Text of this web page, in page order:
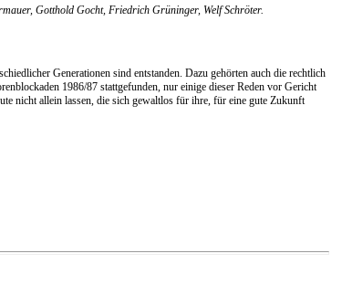
Gotthold Gocht, Friedrich Grüninger, Welf Schröter.
Generationen sind entstanden. Dazu gehörten auch die rechtlich
1986/87 stattgefunden, nur einige dieser Reden vor Gericht
nicht allein lassen, die sich gewaltlos für ihre, für eine gute Zukunft